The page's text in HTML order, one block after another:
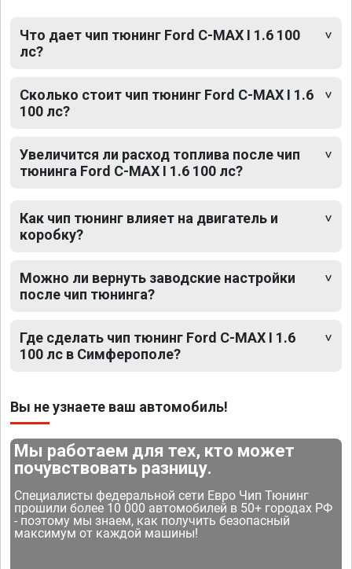
Что дает чип тюнинг Ford C-MAX I 1.6 100
лс?
Сколько стоит чип тюнинг Ford C-MAX I 1.6
100 лс?
Увеличится ли расход топлива после чип
тюнинга Ford C-MAX I 1.6 100 лс?
Как чип тюнинг влияет на двигатель и
коробку?
Можно ли вернуть заводские настройки
после чип тюнинга?
Где сделать чип тюнинг Ford C-MAX I 1.6
100 лс в Симферополе?
Вы не узнаете ваш автомобиль!
Мы работаем для тех, кто может
почувствовать разницу.
Специалисты федеральной сети Евро Чип Тюнинг
прошили более 10 000 автомобилей в 50+ городах РФ
- поэтому мы знаем, как получить безопасный
максимум от каждой машины!